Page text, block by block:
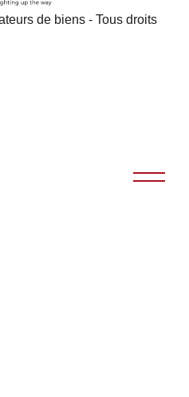
de biens - Tous droits